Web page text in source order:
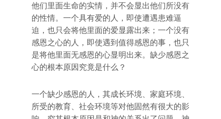
他们里面生命的实情，并不会显出他们所没有
的性情。一个具有爱的人，即使遭遇患难逼
迫，也只会将他里面的爱显露出来；一个没有
感恩之心的人，即使遇到值得感恩的事，也只
是将他里面无感恩的心显明出来。缺少感恩之
心的根本原因究竟是什么？
一个缺少感恩的人，其成长环境、家庭环境、
所受的教育、社会环境等对他固然有很大的影